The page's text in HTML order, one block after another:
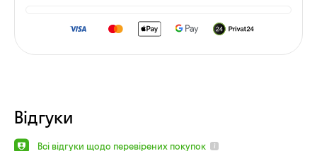
Відгуки
Всі відгуки щодо перевірених покупок